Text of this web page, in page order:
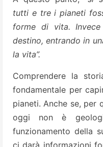
tutti e tre i pianeti
forme di vita.
destino, entrando in
la vita”.
Comprendere la
fondamentale per
pianeti. Anche se, per
oggi non è
funzionamento della